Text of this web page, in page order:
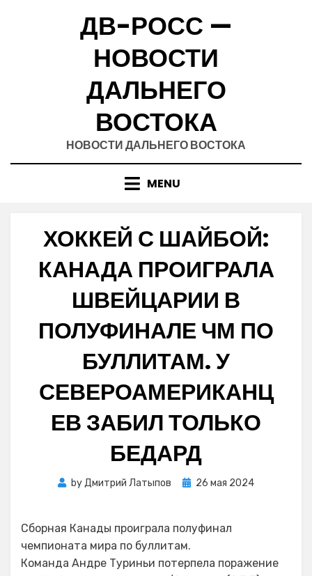
ДВ-РОСС —
НОВОСТИ
ДАЛЬНЕГО
ВОСТОКА
НОВОСТИ ДАЛЬНЕГО ВОСТОКА
MENU
ХОККЕЙ С ШАЙБОЙ:
КАНАДА ПРОИГРАЛА
ШВЕЙЦАРИИ В
ПОЛУФИНАЛЕ ЧМ ПО
БУЛЛИТАМ. У
СЕВЕРОАМЕРИКАНЦ
ЕВ ЗАБИЛ ТОЛЬКО
БЕДАРД
byДмитрий Латыпов
Posted
26 мая 2024
Сборная Канады проиграла полуфинал
чемпионата мира по буллитам.
Команда Андре Туриньи потерпела поражение